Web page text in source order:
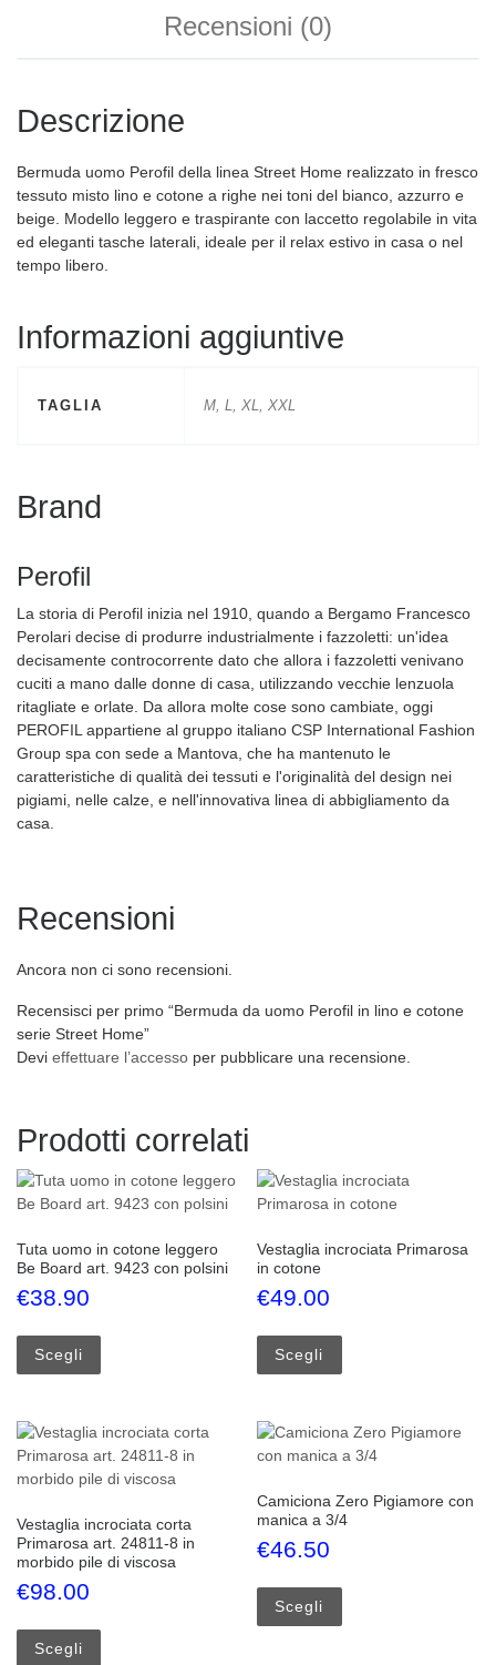
Recensioni (0)
Descrizione
Bermuda uomo Perofil della linea Street Home realizzato in fresco
tessuto misto lino e cotone a righe nei toni del bianco, azzurro e
beige. Modello leggero e traspirante con laccetto regolabile in vita
ed eleganti tasche laterali, ideale per il relax estivo in casa o nel
tempo libero.
Informazioni aggiuntive
TAGLIA M, L, XL, XXL
Brand
Perofil
La storia di Perofil inizia nel 1910, quando a Bergamo Francesco
Perolari decise di produrre industrialmente i fazzoletti: un'idea
decisamente controcorrente dato che allora i fazzoletti venivano
cuciti a mano dalle donne di casa, utilizzando vecchie lenzuola
ritagliate e orlate. Da allora molte cose sono cambiate, oggi
PEROFIL appartiene al gruppo italiano CSP International Fashion
Group spa con sede a Mantova, che ha mantenuto le
caratteristiche di qualità dei tessuti e l'originalità del design nei
pigiami, nelle calze, e nell'innovativa linea di abbigliamento da
casa.
Recensioni
Ancora non ci sono recensioni.
Recensisci per primo “Bermuda da uomo Perofil in lino e cotone
serie Street Home”
Devi effettuare l’accesso per pubblicare una recensione.
Prodotti correlati
Tuta uomo in cotone leggero
Be Board art. 9423 con polsini
€38.90
Scegli
Vestaglia incrociata Primarosa
in cotone
€49.00
Scegli
Vestaglia incrociata corta
Primarosa art. 24811-8 in
morbido pile di viscosa
€98.00
Scegli
Questo prodotto ha più varianti. Le opzioni possono
Camiciona Zero Pigiamore con
manica a 3/4
€46.50
Scegli